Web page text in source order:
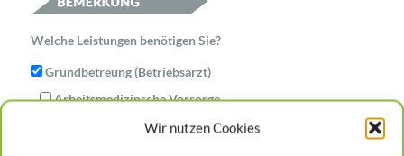
Wir nutzen Cookies
Welche Leistungen benötigen Sie?
Grundbetreung (Betriebsarzt)
Arbeitsmedizinsche Vorsorge
In welcher Branche ist Ihr Unternehmen